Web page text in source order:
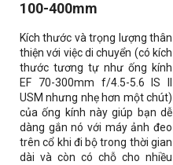
100-400mm
Kích thước và trọng lượng thân
thiện với việc di chuyển (có kích
thước tương tự như ống kính
EF 70-300mm f/4.5-5.6 IS II
USM nhưng nhẹ hơn một chút)
của ống kính này giúp bạn dễ
dàng gắn nó với máy ảnh đeo
trên cổ khi đi bộ trong thời gian
dài và còn có chỗ cho nhiều